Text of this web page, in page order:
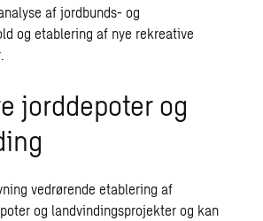
af jordbunds- og
og etablering af nye rekreative
jorddepoter og
vedrørende etablering af
og landvindingsprojekter og kan